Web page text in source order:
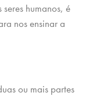
humanos, é
nos ensinar a
ou mais partes